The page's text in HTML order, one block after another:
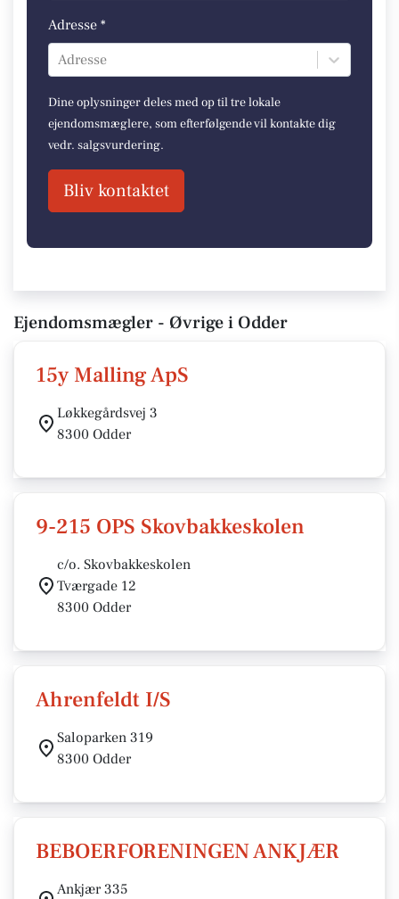
Adresse *
Adresse
Dine oplysninger deles med op til tre lokale
ejendomsmæglere, som efterfølgende vil kontakte dig
vedr. salgsvurdering.
Bliv kontaktet
Ejendomsmægler - Øvrige i Odder
15y Malling ApS
Løkkegårdsvej 3
8300 Odder
9-215 OPS Skovbakkeskolen
c/o. Skovbakkeskolen
Tværgade 12
8300 Odder
Ahrenfeldt I/S
Saloparken 319
8300 Odder
BEBOERFORENINGEN ANKJÆR
Ankjær 335